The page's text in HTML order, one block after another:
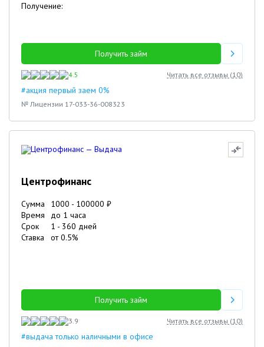
Получение:
Получить займ
4.5 Читать все отзывы (10)
#акция первый заем 0%
№ Лицензии 17-033-36-008323
Центрофинанс
Сумма 1000 - 100000 ₽
Время
до 1 часа
Срок
1 - 360 дней
Ставка
от0.5%
Получить займ
3.9 Читать все отзывы (10)
#выдача только наличными в офисе